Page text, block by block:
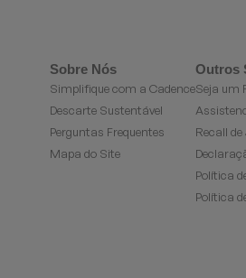
Sobre Nós
Simplifique com a Cadence
Descarte Sustentável
Perguntas Frequentes
Mapa do Site
Outros
Seja um
Recall
Política
Política